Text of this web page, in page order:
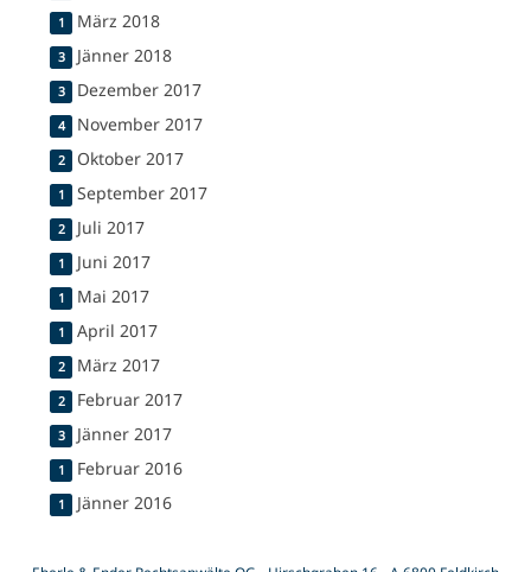
1 März 2018
3 Jänner 2018
3 Dezember 2017
4 November 2017
2 Oktober 2017
1 September 2017
2 Juli 2017
1 Juni 2017
1 Mai 2017
1 April 2017
2 März 2017
2 Februar 2017
3 Jänner 2017
1 Februar 2016
1 Jänner 2016